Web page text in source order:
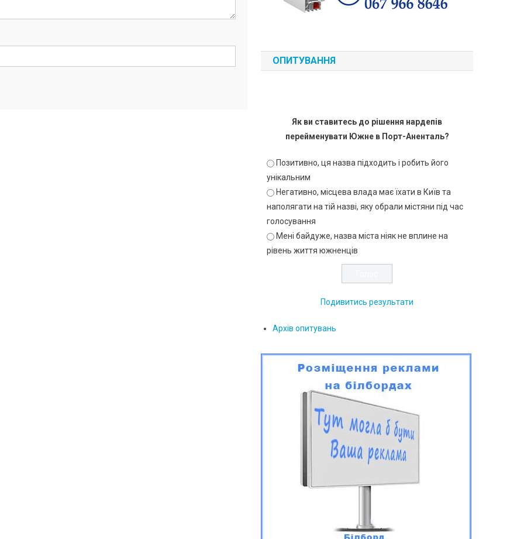
ОПИТУВАННЯ
Як ви ставитесь до рішення нардепів
перейменувати Южне в Порт-Аненталь?
Позитивно, ця назва підходить і робить його
унікальним
Негативно, місцева влада має їхати в Київ та
наполягати на тій назві, яку обрали містяни під час
голосування
Мені байдуже, назва міста ніяк не вплине на
рівень життя южненців
Подивитись результати
Архів опитувань